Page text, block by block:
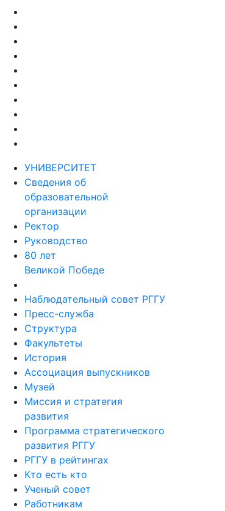
УНИВЕРСИТЕТ
Сведения об
образовательной
организации
Ректор
Руководство
80 лет
Великой Победе
Наблюдательный совет РГГУ
Пресс-служба
Структура
Факультеты
История
Ассоциация выпускников
Музей
Миссия и стратегия
развития
Программа стратегического
развития РГГУ
РГГУ в рейтингах
Кто есть кто
Ученый совет
Работникам